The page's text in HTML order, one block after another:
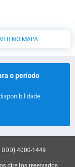
VER NO MAPA
o período
DDD) 4000-1449
direitos reservados.